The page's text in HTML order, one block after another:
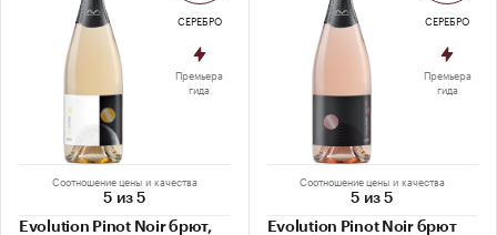
Соотношение цены и качества
5 из 5
Evolution Pinot Noir брют,
СЕРЕБРО
Премьера
гида
Соотношение цены и качества
5 из 5
Evolution Pinot Noir брют
СЕРЕБРО
Премьера
гида